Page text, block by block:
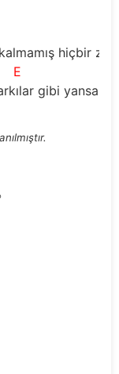
hiçbir
E
gibi yansa